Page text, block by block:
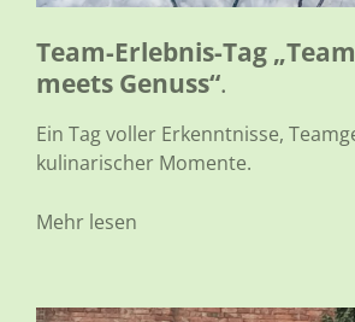
Team-Erlebnis-Tag
meets Genuss“.
Ein Tag voller Erkenntnisse,
kulinarischer Momente.
Mehr lesen